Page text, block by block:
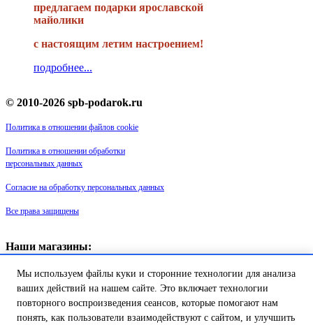
предлагаем подарки ярославской
майолики
с настоящим летим настроением!
подробнее...
© 2010-2026 spb-podarok.ru
Политика в отношении файлов cookie
Политика в отношении обработки
персональных данных
Согласие на обработку персональных данных
Все права защищены
Наши магазины:
ДК им. Крупской, 1 этаж зал «Синий»
Магазин «Сувенир Кронштадта» - г. Кронштадт, ул. Петровская дом
Мы используем файлы куки и сторонние технологии для анализа
ваших действий на нашем сайте. Это включает технологии
повторного воспроизведения сеансов, которые помогают нам
понять, как пользователи взаимодействуют с сайтом, и улучшить